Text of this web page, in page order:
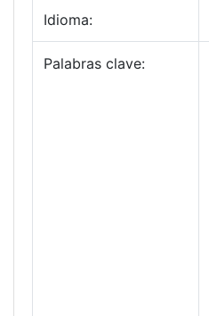
Idioma:
Palabras clave: